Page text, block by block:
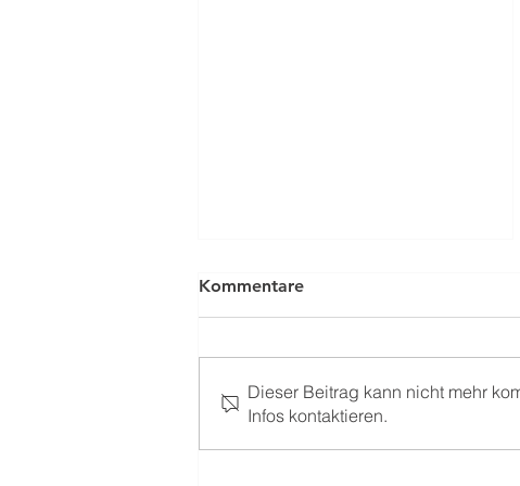
Einsatz Nr. 33 - HPY ⚙️
Kommentare
Dieser Beitrag kann nicht mehr
Infos kontaktieren.